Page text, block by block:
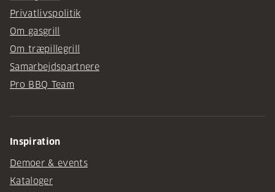
Privatlivspolitik
Om gasgrill
Om træpillegrill
Samarbejdspartnere
Pro BBQ Team
Inspiration
Demoer & events
Kataloger